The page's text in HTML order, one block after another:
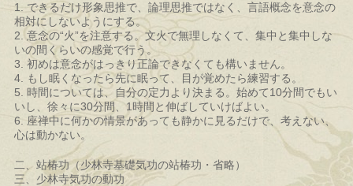
1. できるだけ形象思推で、論理思推ではなく、言語概念を意念の
相対にしないようにする。
2. 意念の“火”を注意する。文火で無理しなくて、集中と集中しな
いの間くらいの感覚で行う。
3. 初めは意念がはっきり正論できなくても構いません。
4. もし眠くなったら先に眠って、目が覚めたら練習する。
5. 時間については、自分の定力より決まる。始めて10分間でもい
いし、徐々に30分間、1時間と伸ばしていけばよい。
6. 座禅中に何かの情景があっても静かに見るだけで、考えない、
心は動かない。
二、站椿功（少林寺基礎気功の站椿功・省略）
三、少林寺気功の動功